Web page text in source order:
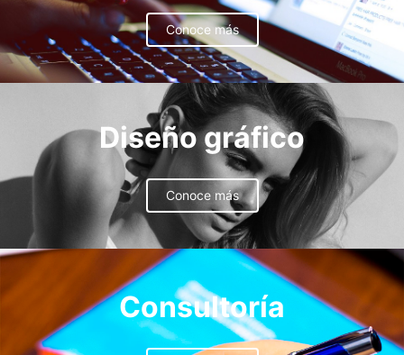
Conoce más
Diseño gráfico
Conoce más
Consultoría